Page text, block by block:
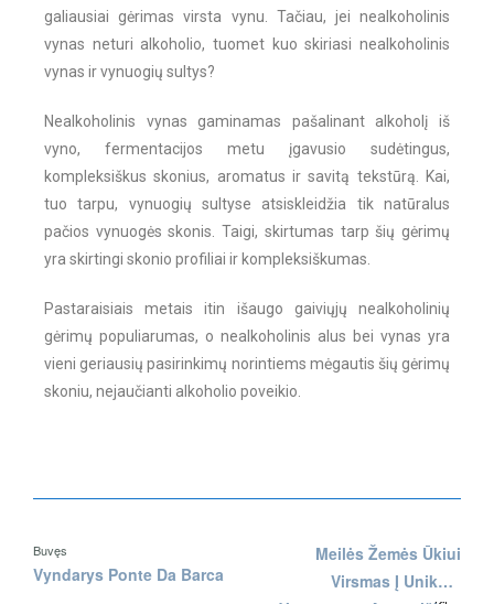
galiausiai gėrimas virsta vynu. Tačiau, jei nealkoholinis
vynas neturi alkoholio, tuomet kuo skiriasi nealkoholinis
vynas ir vynuogių sultys?
Nealkoholinis vynas gaminamas pašalinant alkoholį iš
vyno, fermentacijos metu įgavusio sudėtingus,
kompleksiškus skonius, aromatus ir savitą tekstūrą. Kai,
tuo tarpu, vynuogių sultyse atsiskleidžia tik natūralus
pačios vynuogės skonis. Taigi, skirtumas tarp šių gėrimų
yra skirtingi skonio profiliai ir kompleksiškumas.
Pastaraisiais metais itin išaugo gaiviųjų nealkoholinių
gėrimų populiarumas, o nealkoholinis alus bei vynas yra
vieni geriausių pasirinkimų norintiems mėgautis šių gėrimų
skoniu, nejaučianti alkoholio poveikio.
Buvęs
Vyndarys Ponte Da Barca
Meilės Žemės Ūkiui
Virsmas Į Unikalų